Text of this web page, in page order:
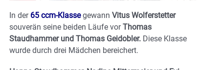
In der65 ccm-Klasse gewann Vitus Wolferstetter
souverän seine beiden Läufe vorThomas
Staudhammer und Thomas Geidobler. Diese Klasse
wurde durch drei Mädchen bereichert.